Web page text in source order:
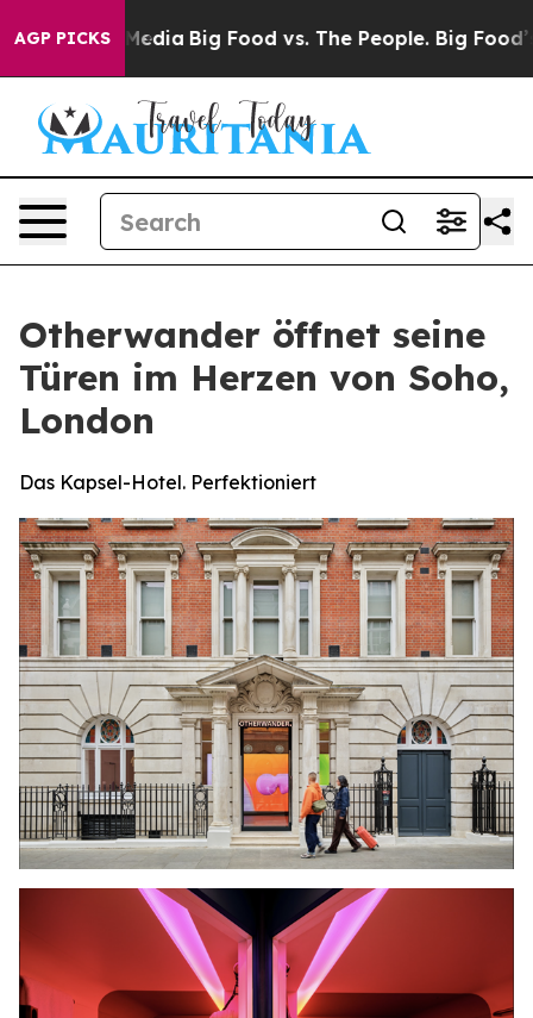
AGP PICKS
Media Big Food vs. The People. Big Food’s 239
Otherwander öffnet seine
Türen im Herzen von Soho,
London
Das Kapsel-Hotel. Perfektioniert